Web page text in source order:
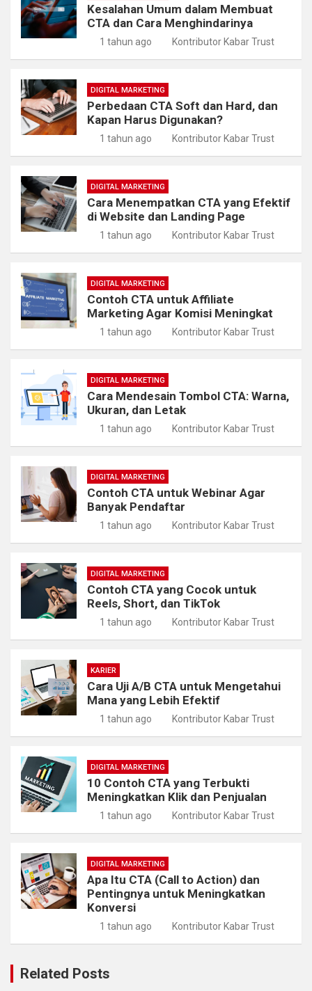
Kesalahan Umum dalam Membuat
CTA dan Cara Menghindarinya
1 tahun ago Kontributor Kabar Trust
DIGITAL MARKETING
Perbedaan CTA Soft dan Hard, dan
Kapan Harus Digunakan?
1 tahun ago Kontributor Kabar Trust
DIGITAL MARKETING
Cara Menempatkan CTA yang Efektif
di Website dan Landing Page
1 tahun ago Kontributor Kabar Trust
DIGITAL MARKETING
Contoh CTA untuk Affiliate
Marketing Agar Komisi Meningkat
1 tahun ago Kontributor Kabar Trust
DIGITAL MARKETING
Cara Mendesain Tombol CTA: Warna,
Ukuran, dan Letak
1 tahun ago Kontributor Kabar Trust
DIGITAL MARKETING
Contoh CTA untuk Webinar Agar
Banyak Pendaftar
1 tahun ago Kontributor Kabar Trust
DIGITAL MARKETING
Contoh CTA yang Cocok untuk
Reels, Short, dan TikTok
1 tahun ago Kontributor Kabar Trust
KARIER
Cara Uji A/B CTA untuk Mengetahui
Mana yang Lebih Efektif
1 tahun ago Kontributor Kabar Trust
DIGITAL MARKETING
10 Contoh CTA yang Terbukti
Meningkatkan Klik dan Penjualan
1 tahun ago Kontributor Kabar Trust
DIGITAL MARKETING
Apa Itu CTA (Call to Action) dan
Pentingnya untuk Meningkatkan
Konversi
1 tahun ago Kontributor Kabar Trust
Related Posts